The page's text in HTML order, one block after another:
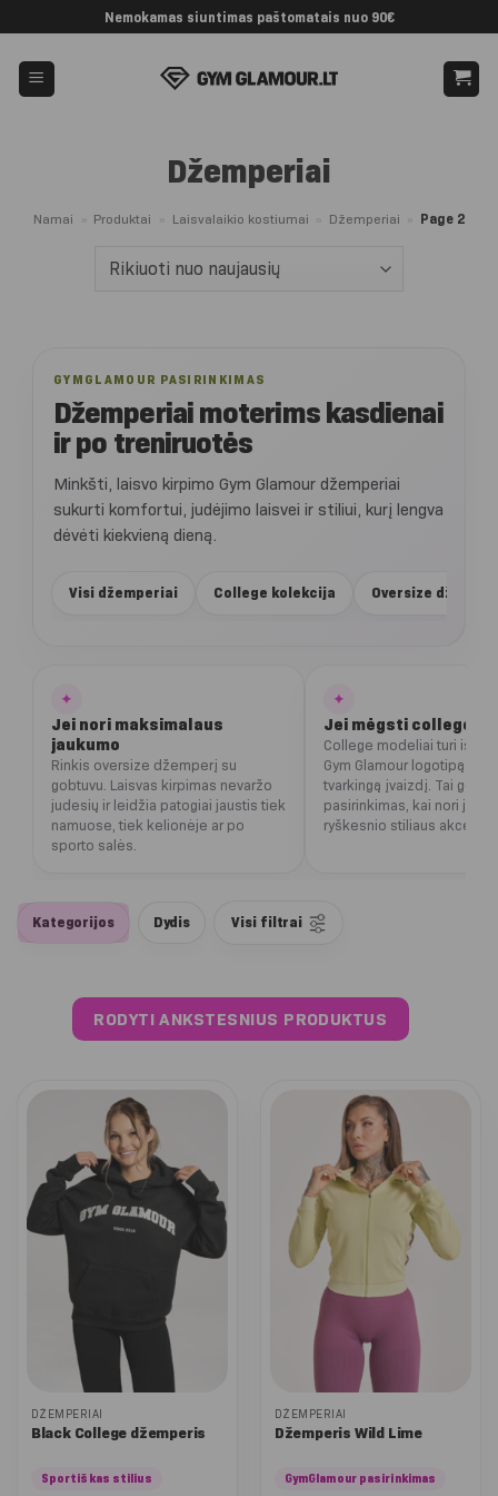
to
content
Nemokamas siuntimas paštomatais nuo 90€
Džemperiai
Namai » Produktai » Laisvalaikio kostiumai » Džemperiai » Page 2
GYMGLAMOUR PASIRINKIMAS
Džemperiai moterims kasdienai
ir po treniruotės
Minkšti, laisvo kirpimo Gym Glamour džemperiai
sukurti komfortui, judėjimo laisvei ir stiliui, kurį lengva
dėvėti kiekvieną dieną.
Visi džemperiai College kolekcija Oversize
✦
Jei nori maksimalaus
jaukumo
Rinkis oversize džemperį su
gobtuvu. Laisvas kirpimas nevaržo
judesių ir leidžia patogiai jaustis tiek
namuose, tiek kelionėje ar po
sporto salės.
✦
Jei mėgsti college
College modeliai turi
Gym Glamour logotipą ir
tvarkingą įvaizdį. Tai geras
pasirinkimas, kai nori
ryškesnio stiliaus akcento.
Kategorijos Dydis Visi filtrai
RODYTI ANKSTESNIUS PRODUKTUS
DŽEMPERIAI
Black College džemperis
Sportiškas stilius
DŽEMPERIAI
Džemperis Wild Lime
GymGlamour pasirinkimas